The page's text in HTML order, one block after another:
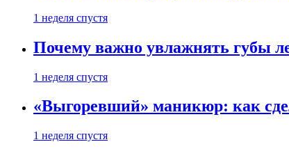
1 неделя спустя
Почему важно увлажнять губы
1 неделя спустя
«Выгоревший» маникюр: как
1 неделя спустя